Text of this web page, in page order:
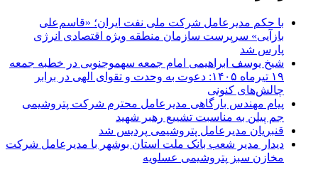
با حکم مدیرعامل شرکت ملی نفت ایران؛ «قاسم‌علی
بازآیی» سرپرست سازمان منطقه ویژه اقتصادی انرژی
پارس شد
شیخ یوسف ابراهیمی امام جمعه سهموجنوبی در خطبه جمعه
۱۹ تیرماه ۱۴۰۵: دعوت به وحدت و تقوای الهی در برابر
چالش‌های کنونی
پیام‌ مهندس بارگاهی مدیرعامل محترم شرکت پتروشیمی
جم پیلن به مناسبت تشییع رهبر شهید
قنبریان مدیرعامل پتروشیمی پردیس شد
دیدار مدیر شعب بانک ملت استان بوشهر با مدیرعامل شرکت
مخازن سبز پتروشیمی عسلویه